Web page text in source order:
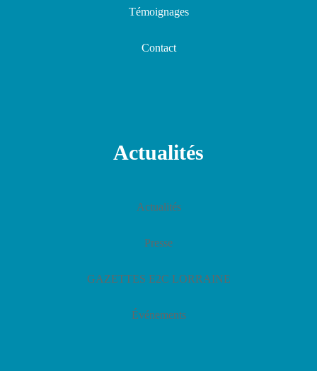
Témoignages
Contact
Actualités
Actualités
Presse
GAZETTES E2C LORRAINE
Événements